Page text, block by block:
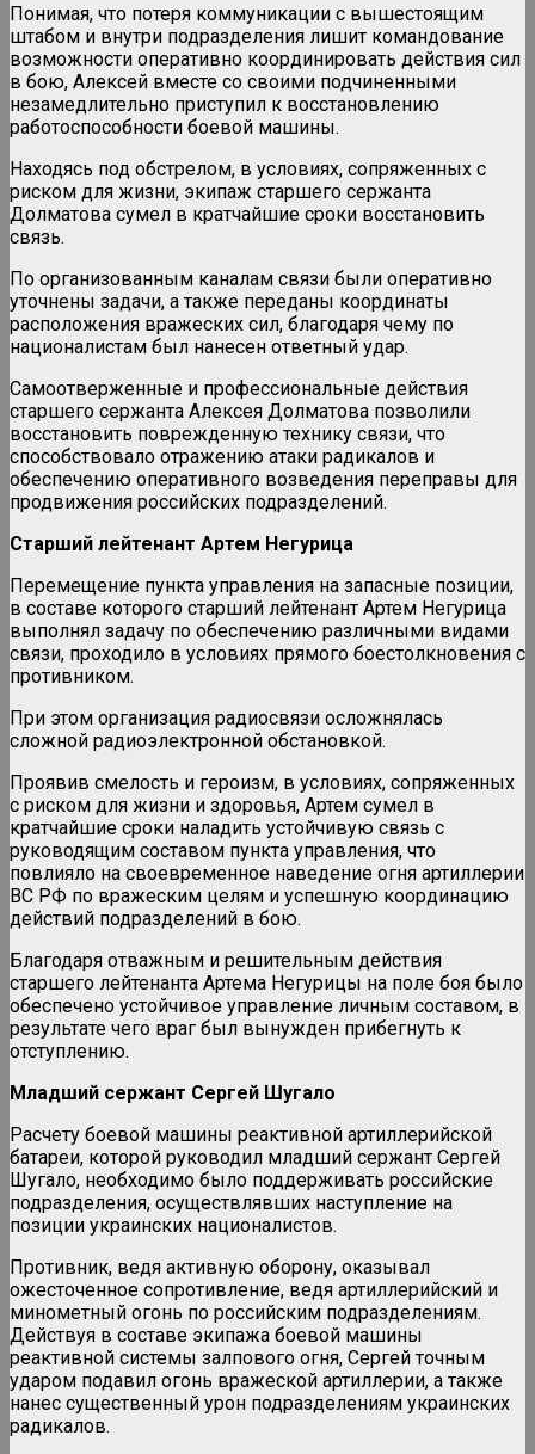
Понимая, что потеря коммуникации с вышестоящим
штабом и внутри подразделения лишит командование
возможности оперативно координировать действия сил
в бою, Алексей вместе со своими подчиненными
незамедлительно приступил к восстановлению
работоспособности боевой машины.
Находясь под обстрелом, в условиях, сопряженных с
риском для жизни, экипаж старшего сержанта
Долматова сумел в кратчайшие сроки восстановить
связь.
По организованным каналам связи были оперативно
уточнены задачи, а также переданы координаты
расположения вражеских сил, благодаря чему по
националистам был нанесен ответный удар.
Самоотверженные и профессиональные действия
старшего сержанта Алексея Долматова позволили
восстановить поврежденную технику связи, что
способствовало отражению атаки радикалов и
обеспечению оперативного возведения переправы для
продвижения российских подразделений.
Старший лейтенант Артем Негурица
Перемещение пункта управления на запасные позиции,
в составе которого старший лейтенант Артем Негурица
выполнял задачу по обеспечению различными видами
связи, проходило в условиях прямого боестолкновения с
противником.
При этом организация радиосвязи осложнялась
сложной радиоэлектронной обстановкой.
Проявив смелость и героизм, в условиях, сопряженных
с риском для жизни и здоровья, Артем сумел в
кратчайшие сроки наладить устойчивую связь с
руководящим составом пункта управления, что
повлияло на своевременное наведение огня артиллерии
ВС РФ по вражеским целям и успешную координацию
действий подразделений в бою.
Благодаря отважным и решительным действия
старшего лейтенанта Артема Негурицы на поле боя было
обеспечено устойчивое управление личным составом, в
результате чего враг был вынужден прибегнуть к
отступлению.
Младший сержант Сергей Шугало
Расчету боевой машины реактивной артиллерийской
батареи, которой руководил младший сержант Сергей
Шугало, необходимо было поддерживать российские
подразделения, осуществлявших наступление на
позиции украинских националистов.
Противник, ведя активную оборону, оказывал
ожесточенное сопротивление, ведя артиллерийский и
минометный огонь по российским подразделениям.
Действуя в составе экипажа боевой машины
реактивной системы залпового огня, Сергей точным
ударом подавил огонь вражеской артиллерии, а также
нанес существенный урон подразделениям украинских
радикалов.